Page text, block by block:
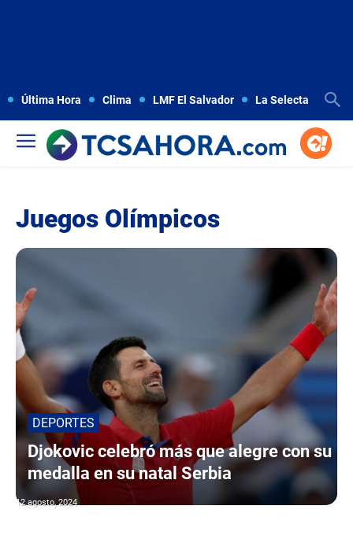
Última Hora Clima LMF El Salvador La Selecta
Juegos Olímpicos
DEPORTES
Djokovic celebró más que alegre con su
medalla en su natal Serbia
12 agosto, 2024